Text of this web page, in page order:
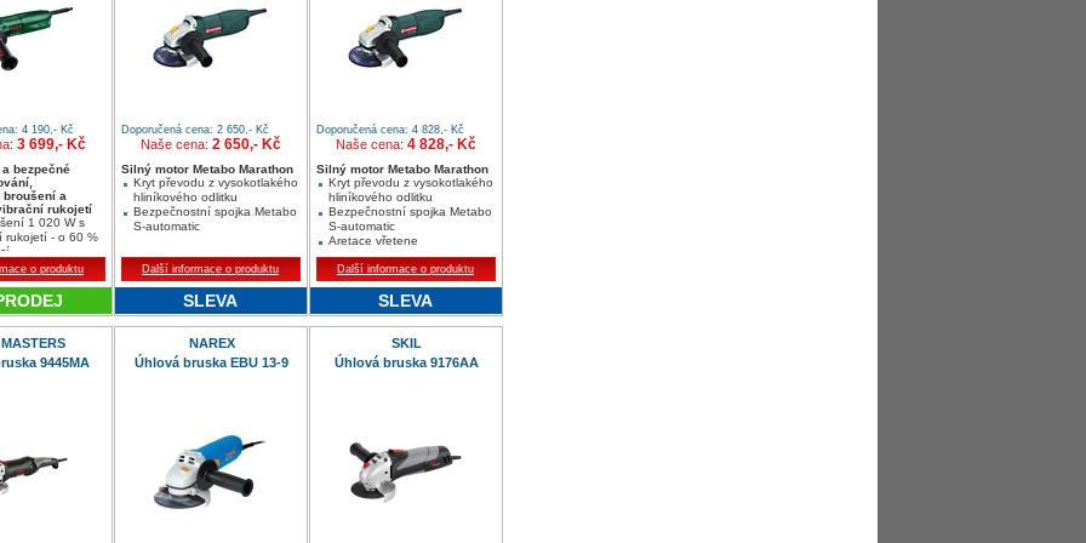
4 190,- Kč
3 699,- Kč
bezpečné
a
rukojetí
1 020 W s
rukojetí - o 60 %
otáčkyo produktu
Doporučená cena: 2 650,- Kč
Naše cena: 2 650,- Kč
Silný motor Metabo Marathon
Kryt převodu z vysokotlakého
hliníkového odlitku
Bezpečnostní spojka Metabo
S-automatic
Další informace o produktu
SLEVA
Doporučená cena: 4 828,- Kč
Naše cena: 4 828,- Kč
Silný motor Metabo Marathon
Kryt převodu z vysokotlakého
hliníkového odlitku
Bezpečnostní spojka Metabo
S-automatic
Aretace vřetene
Další informace o produktu
SLEVA
9445MA
NAREX
Úhlová bruska EBU 13-9
SKIL
Úhlová bruska 9176AA